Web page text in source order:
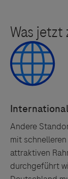
Andere
mit
attraktiven
durchgeführt